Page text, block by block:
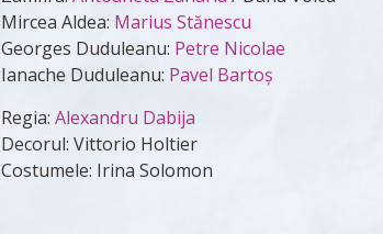
Mircea Aldea: Marius Stănescu
Georges Duduleanu: Petre Nicolae
Ianache Duduleanu: Pavel Bartoş
Regia:Alexandru Dabija
Decorul: Vittorio Holtier
Costumele: Irina Solomon